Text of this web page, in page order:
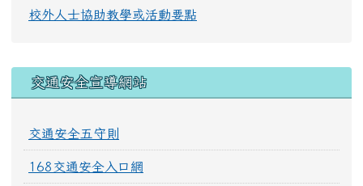
校外人士協助教學或活動要點
交通安全宣導網站
交通安全五守則
168交通安全入口網